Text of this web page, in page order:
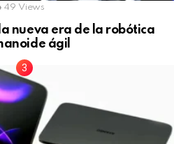
49 Views
nueva era de la robótica
ágil